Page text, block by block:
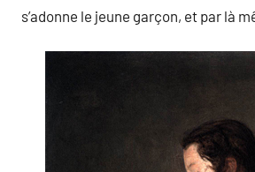
s’adonne le jeune garçon, et par là